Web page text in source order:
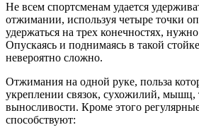
Не всем спортсменам удается
отжимании, используя четыре точки
удержаться на трех конечностях,
Опускаясь и поднимаясь в такой
невероятно сложно.
Отжимания на одной руке, польза
укреплении связок, сухожилий, мышц,
выносливости. Кроме этого
способствуют: